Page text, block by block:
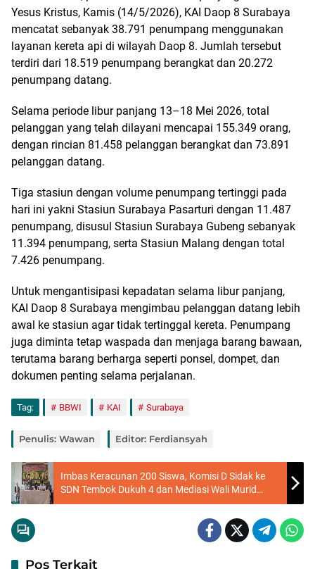
Yesus Kristus, Kamis (14/5/2026), KAI Daop 8 Surabaya
mencatat sebanyak 38.791 penumpang menggunakan
layanan kereta api di wilayah Daop 8. Jumlah tersebut
terdiri dari 18.519 penumpang berangkat dan 20.272
penumpang datang.
Selama periode libur panjang 13–18 Mei 2026, total
pelanggan yang telah dilayani mencapai 155.349 orang,
dengan rincian 81.458 pelanggan berangkat dan 73.891
pelanggan datang.
Tiga stasiun dengan volume penumpang tertinggi pada
hari ini yakni Stasiun Surabaya Pasarturi dengan 11.487
penumpang, disusul Stasiun Surabaya Gubeng sebanyak
11.394 penumpang, serta Stasiun Malang dengan total
7.426 penumpang.
Untuk mengantisipasi kepadatan selama libur panjang,
KAI Daop 8 Surabaya mengimbau pelanggan datang lebih
awal ke stasiun agar tidak tertinggal kereta. Penumpang
juga diminta tetap waspada dan menjaga barang bawaan,
terutama barang berharga seperti ponsel, dompet, dan
dokumen penting selama perjalanan.
Tag: BBWI KAI Surabaya
Penulis: Wawan Editor: Ferdiansyah
Imbas Keracunan 200 Siswa, Komisi D Sidak ke
SDN Tembok Dukuh 4 dan Mediasi Wali Murid
dengan Sekolah
Pos Terkait